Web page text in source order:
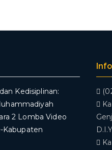
Kedisiplinan:
2 Lomba Video
Kabupaten